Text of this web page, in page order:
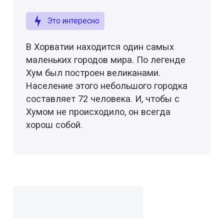
Это интересно
В Хорватии находится один самых
маленьких городов мира. По легенде
Хум был построен великанами.
Население этого небольшого городка
составляет 72 человека. И, чтобы с
Хумом не происходило, он всегда
хорош собой.